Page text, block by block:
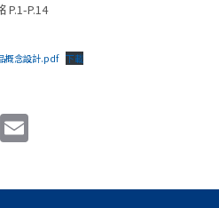
P.1-P.14
概念設計.pdf 下載
Email